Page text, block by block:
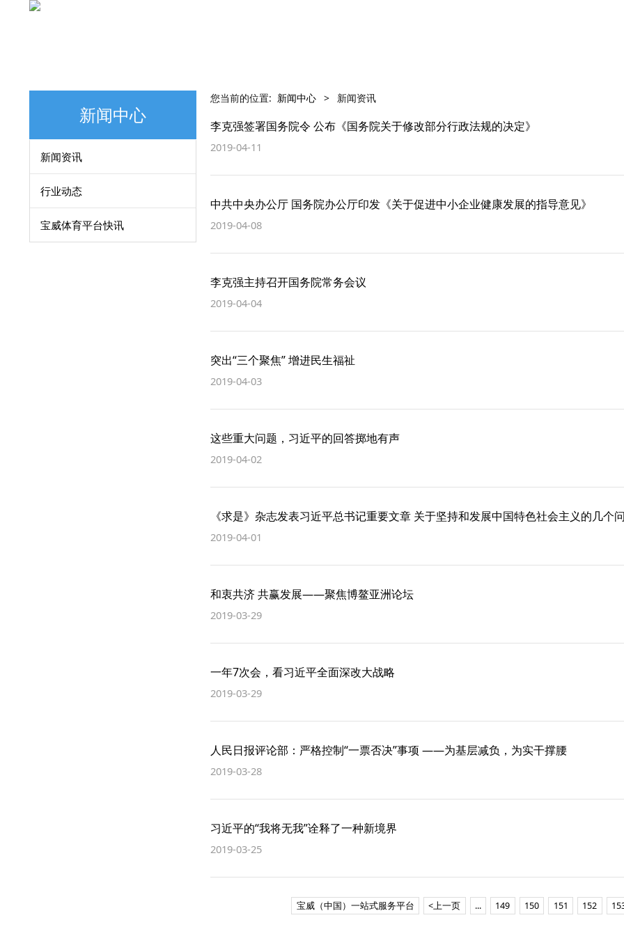
新闻中心
新闻资讯
行业动态
宝威体育平台快讯
您当前的位置: 新闻中心 > 新闻资讯
李克强签署国务院令 公布《国务院关于修改部分行政法规的决定》
2019-04-11
中共中央办公厅 国务院办公厅印发《关于促进中小企业健康发展的指导意见》
2019-04-08
李克强主持召开国务院常务会议
2019-04-04
突出“三个聚焦” 增进民生福祉
2019-04-03
这些重大问题，习近平的回答掷地有声
2019-04-02
《求是》杂志发表习近平总书记重要文章 关于坚持和发展中国特色社会主义的几个
2019-04-01
和衷共济 共赢发展——聚焦博鳌亚洲论坛
2019-03-29
一年7次会，看习近平全面深改大战略
2019-03-29
人民日报评论部：严格控制“一票否决”事项 ——为基层减负，为实干撑腰
2019-03-28
习近平的“我将无我”诠释了一种新境界
2019-03-25
宝威（中国）一站式服务平台 <上一页 ... 149 150 151 152